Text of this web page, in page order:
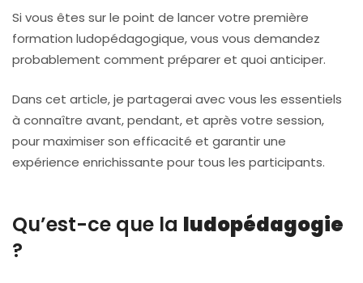
Si vous êtes sur le point de lancer votre première
formation ludopédagogique, vous vous demandez
probablement comment préparer et quoi anticiper.
Dans cet article, je partagerai avec vous les essentiels
à connaître avant, pendant, et après votre session,
pour maximiser son efficacité et garantir une
expérience enrichissante pour tous les participants.
Qu’est-ce que la ludopédagogie
?